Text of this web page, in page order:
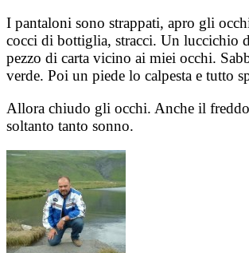
I pantaloni sono strappati, apro gli
cocci di bottiglia, stracci. Un luccichio
pezzo di carta vicino ai miei occhi.
verde. Poi un piede lo calpesta e tutto
Allora chiudo gli occhi. Anche il freddo
soltanto tanto sonno.